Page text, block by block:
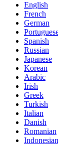
English
French
German
Spanish
Russian
Japanese
Korean
Arabic
Irish
Greek
Turkish
Italian
Danish
Romanian
Indonesian